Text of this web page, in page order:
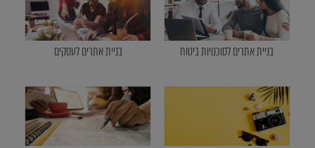
בניית אתרים לסוכנויות ביטוח בניית אתרים לעסקים